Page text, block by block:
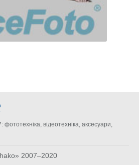
відеотехніка, аксесуари,
2007–2020